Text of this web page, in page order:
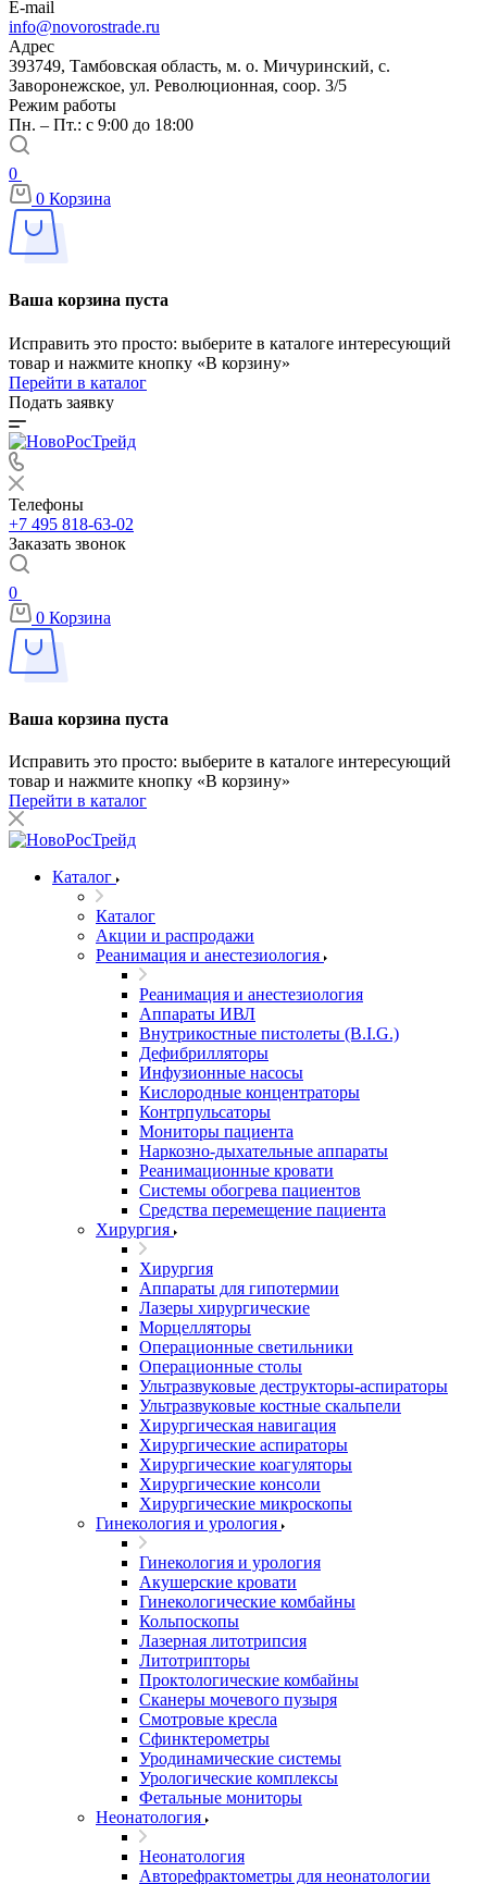
E-mail
info@novorostrade.ru
Адрес
393749, Тамбовская область, м. о. Мичуринский, с.
Заворонежское, ул. Революционная, соор. 3/5
Режим работы
Пн. – Пт.: с 9:00 до 18:00
0
0 Корзина
Ваша корзина пуста
Исправить это просто: выберите в каталоге интересующий
товар и нажмите кнопку «В корзину»
Перейти в каталог
Подать заявку
Телефоны
+7 495 818-63-02
Заказать звонок
0
0 Корзина
Ваша корзина пуста
Исправить это просто: выберите в каталоге интересующий
товар и нажмите кнопку «В корзину»
Перейти в каталог
Каталог
Каталог
Акции и распродажи
Реанимация и анестезиология
Реанимация и анестезиология
Аппараты ИВЛ
Внутрикостные пистолеты (B.I.G.)
Дефибрилляторы
Инфузионные насосы
Кислородные концентраторы
Контрпульсаторы
Мониторы пациента
Наркозно-дыхательные аппараты
Реанимационные кровати
Системы обогрева пациентов
Средства перемещение пациента
Хирургия
Хирургия
Аппараты для гипотермии
Лазеры хирургические
Морцелляторы
Операционные светильники
Операционные столы
Ультразвуковые деструкторы-аспираторы
Ультразвуковые костные скальпели
Хирургическая навигация
Хирургические аспираторы
Хирургические коагуляторы
Хирургические консоли
Хирургические микроскопы
Гинекология и урология
Гинекология и урология
Акушерские кровати
Гинекологические комбайны
Кольпоскопы
Лазерная литотрипсия
Литотрипторы
Проктологические комбайны
Сканеры мочевого пузыря
Смотровые кресла
Сфинктерометры
Уродинамические системы
Урологические комплексы
Фетальные мониторы
Неонатология
Неонатология
Авторефрактометры для неонатологии